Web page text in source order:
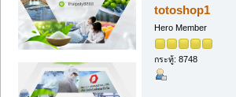
totoshop1
Hero Member
กระทู้: 8748